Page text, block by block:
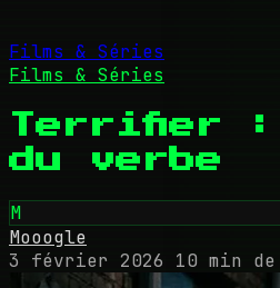
Films & Séries
Films & Séries
Terrifier :
du verbe
M
Mooogle
3 février 2026
10 min